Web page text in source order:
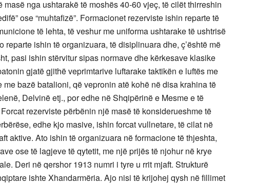
nga ushtarakë të moshës 40-60 vjeç, të cilët thirreshin
ose “muhtafizë”. Formacionet rezerviste ishin reparte të
të lehta, të veshur me uniforma ushtarake të ushtrisë
reparte ishin të organizuara, të disiplinuara dhe, ç’është më
pasi ishin stërvitur sipas normave dhe kërkesave klasike
gjatë gjithë veprimtarive luftarake taktikën e luftës me
bazë batalioni, që vepronin atë kohë në disa krahina të
Delvinë etj., por edhe në Shqipërinë e Mesme e të
rezerviste përbënin një masë të konsiderueshme të
edhe kjo masive, ishin forcat vullnetare, të cilat në
aktive. Ato ishin të organizuara në formacione të thjeshta,
ose të lagjeve të qytetit, me një prijës të njohur në krye
Deri në qershor 1913 numri i tyre u rrit mjaft. Strukturë
ishte Xhandarmëria. Ajo nisi të krijohej qysh në fillimet